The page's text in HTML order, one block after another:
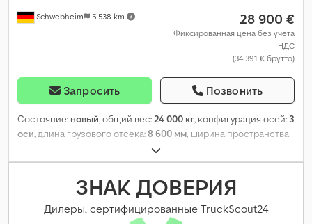
Schwebheim 5 538 km 28 900 €
Фиксированная цена без учета
НДС
(34 391 € брутто)
Запросить Позвонить
Состояние: новый, общий вес:24 000 кг, конфигурация осей: 3
оси, длина грузового отсека:8 600 мм, ширина пространства
, подвеска:
R 17,5, цвет:другое, тип передачи:другое, размер передней
235/75 R 17,5 , размер задней шины:235/75 R 17,5
другое, класс выбросов:нет, Оборудование:
пневматический тормоз,
ЗНАК ДОВЕРИЯ
Дилеры, сертифицированные TruckScout24